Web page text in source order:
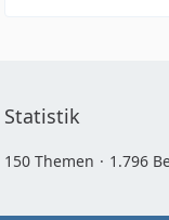
Statistik
150 Themen 1.796